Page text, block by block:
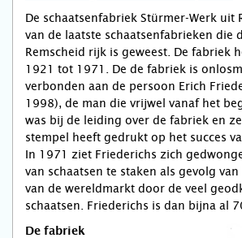
De schaatsenfabriek Stürmer-Werk uit
van de laatste schaatsenfabrieken die
Remscheid rijk is geweest. De fabriek
1921 tot 1971. De de fabriek is
verbonden aan de persoon Erich
1998), de man die vrijwel vanaf het
was bij de leiding over de fabriek en
stempel heeft gedrukt op het succes
In 1971 ziet Friederichs zich
van schaatsen te staken als gevolg
van de wereldmarkt door de veel
schaatsen. Friede­richs is dan bijna al
De fabriek